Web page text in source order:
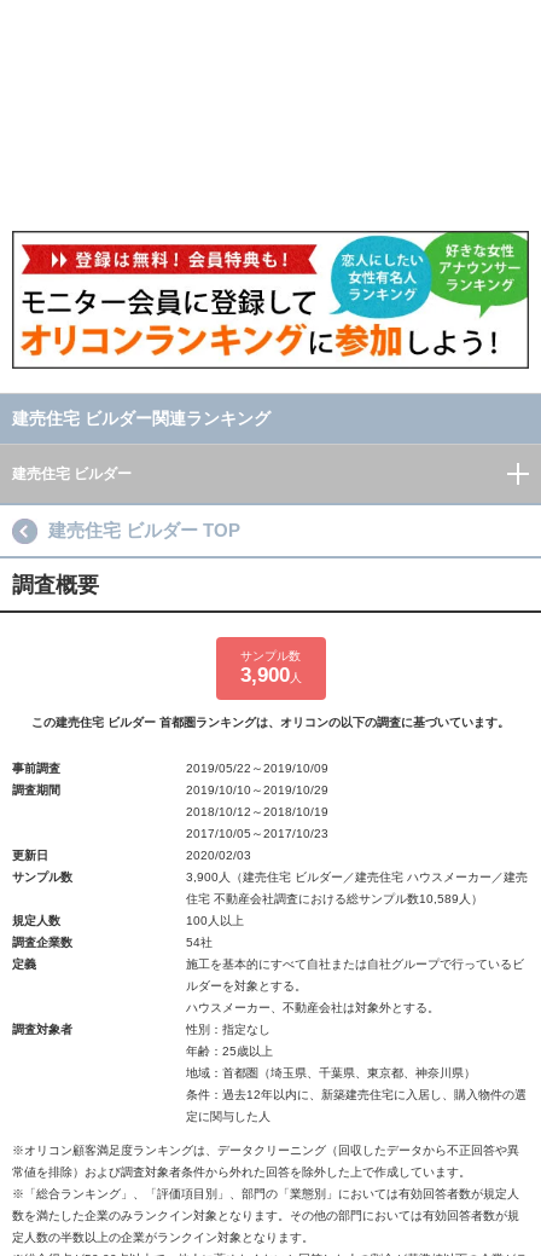
建売住宅 ビルダー関連ランキング
建売住宅 ビルダー
建売住宅 ビルダー TOP
調査概要
サンプル数
3,900人
この建売住宅 ビルダー 首都圏ランキングは、オリコンの以下の調査に基づいています。
事前調査
2019/05/22～2019/10/09
調査期間
2019/10/10～2019/10/29
2018/10/12～2018/10/19
2017/10/05～2017/10/23
更新日
2020/02/03
サンプル数
3,900人（建売住宅 ビルダー／建売住宅 ハウスメーカー／建売
住宅 不動産会社調査における総サンプル数10,589人）
規定人数
100人以上
調査企業数
54社
定義
施工を基本的にすべて自社または自社グループで行っているビ
ルダーを対象とする。
ハウスメーカー、不動産会社は対象外とする。
調査対象者
性別：指定なし
年齢：25歳以上
地域：首都圏（埼玉県、千葉県、東京都、神奈川県）
条件：過去12年以内に、新築建売住宅に入居し、購入物件の選
定に関与した人
※オリコン顧客満足度ランキングは、データクリーニング（回収したデータから不正回答や異
常値を排除）および調査対象者条件から外れた回答を除外した上で作成しています。
※「総合ランキング」、「評価項目別」、部門の「業態別」においては有効回答者数が規定人
数を満たした企業のみランクイン対象となります。その他の部門においては有効回答者数が規
定人数の半数以上の企業がランクイン対象となります。